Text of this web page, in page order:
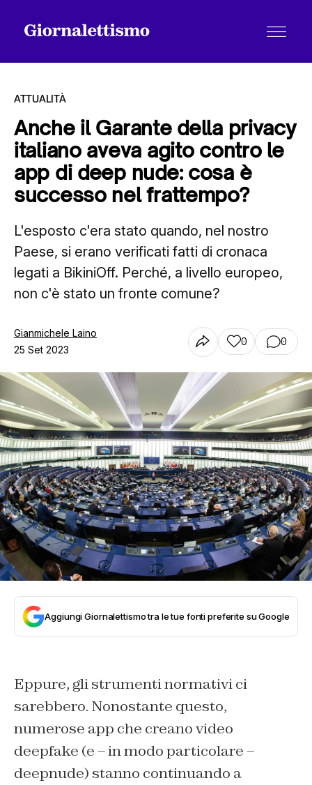
Tutti gli articoli
Contatti
ATTUALITÀ
Anche il Garante della privacy
italiano aveva agito contro le
app di deep nude: cosa è
successo nel frattempo?
L'esposto c'era stato quando, nel nostro
Paese, si erano verificati fatti di cronaca
legati a BikiniOff. Perché, a livello europeo,
non c'è stato un fronte comune?
Gianmichele Laino
25 Set 2023
0 0
Aggiungi Giornalettismo tra le tue fonti preferite su Google
Eppure, gli strumenti normativi ci
sarebbero. Nonostante questo,
numerose app che creano video
deepfake (e – in modo particolare –
deepnude) stanno continuando a